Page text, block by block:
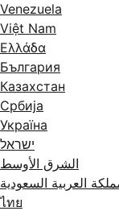
Venezuela
Việt Nam
Ελλάδα
България
Казахстан
Србија
Україна
ישראל
الشرق الأوسط
العربية السعودية
ไทย